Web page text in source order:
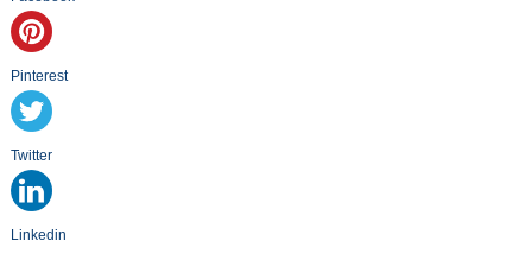
Pinterest
Twitter
Linkedin